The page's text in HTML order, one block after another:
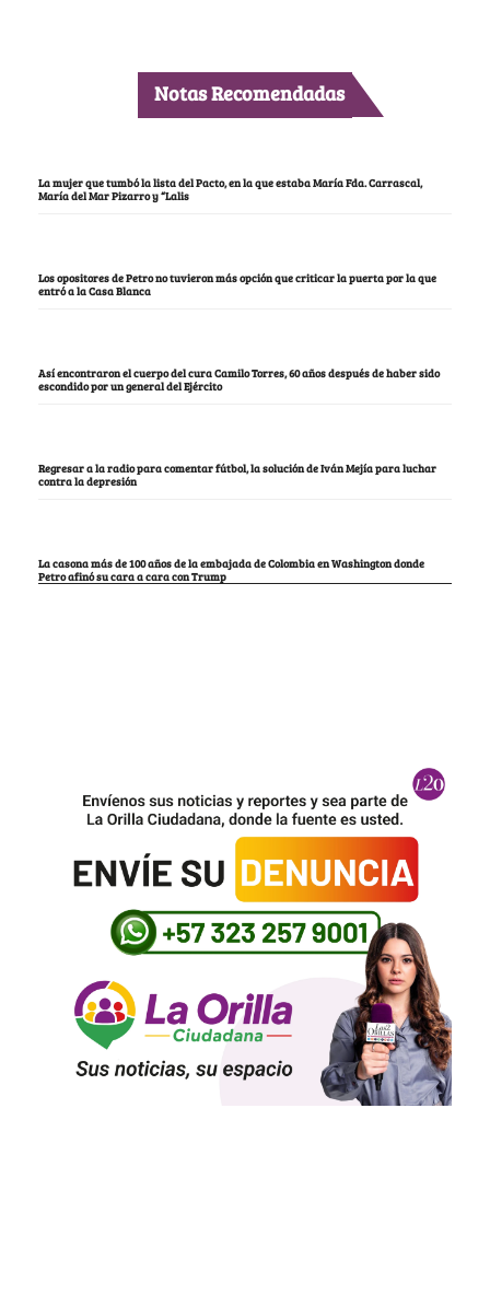
Notas Recomendadas
La mujer que tumbó la lista del Pacto, en la que estaba María Fda. Carrascal,
María del Mar Pizarro y “Lalis
Los opositores de Petro no tuvieron más opción que criticar la puerta por la que
entró a la Casa Blanca
Así encontraron el cuerpo del cura Camilo Torres, 60 años después de haber sido
escondido por un general del Ejército
Regresar a la radio para comentar fútbol, la solución de Iván Mejía para luchar
contra la depresión
La casona más de 100 años de la embajada de Colombia en Washington donde
Petro afinó su cara a cara con Trump